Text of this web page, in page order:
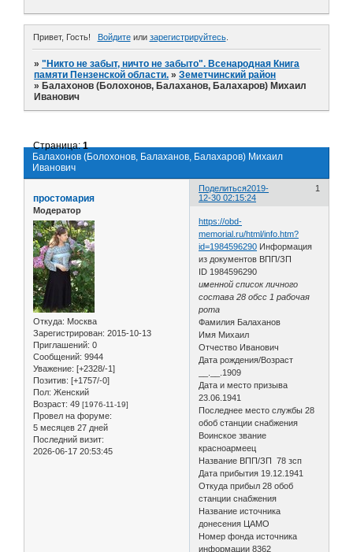
Привет, Гость! Войдитеили зарегистрируйтесь.
»"Никто не забыт, ничто не забыто". Всенародная Книга
памяти Пензенской области. »Земетчинский район
» Балахонов (Болохонов, Балаханов, Балахаров) Михаил
Иванович
Балахонов (Болохонов, Балаханов, Балахаров) Михаил
Иванович
Страница:1
Поделиться 1
2019-
12-30 02:15:24
простомария
Модератор
Откуда: Москва
Зарегистрирован: 2015-10-13
Приглашений: 0
Сообщений: 9944
Уважение: [+2328/-1]
Позитив: [+1757/-0]
Пол: Женский
Возраст: 49 [1976-11-19]
Провел на форуме:
5 месяцев 27 дней
Последний визит:
2026-06-17 20:53:45
https://obd-
memorial.ru/html/info.htm?
id=1984596290 Информация
из документов ВПП/ЗП
ID 1984596290
именной список личного
состава 28 обсс 1 рабочая
рота
Фамилия Балаханов
Имя Михаил
Отчество Иванович
Дата рождения/Возраст
__.__.1909
Дата и место призыва
23.06.1941
Последнее место службы 28
обоб станции снабжения
Воинское звание
красноармеец
Название ВПП/ЗП 78 зсп
Дата прибытия 19.12.1941
Откуда прибыл 28 обоб
станции снабжения
Название источника
донесения ЦАМО
Номер фонда источника
информации 8362